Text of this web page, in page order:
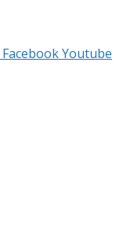
FacebookYoutube